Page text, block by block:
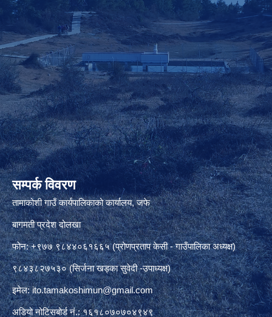
सम्पर्क विवरण
तामाकोशी गाउँ कार्यपालिकाको कार्यालय, जफे
बागमती प्रदेश दोलखा
फोन: +९७७ ९८४४०६१६६५ (प्रोणप्रताप केसी - गाउँपालिका अध्यक्ष)
९८४३८२७५३० (सिर्जना खड्का सुवेदी -उपाध्यक्ष)
इमेल:ito.tamakoshimun@gmail.com
अडियो नोटिसबोर्ड नं.: १६१८०७०७०४९४९